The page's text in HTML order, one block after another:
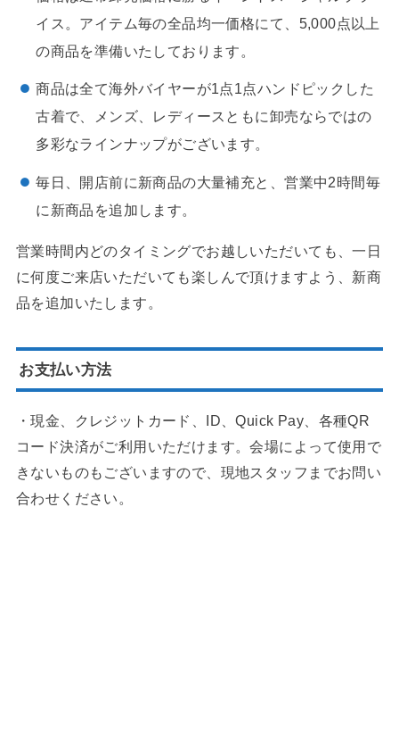
イス。アイテム毎の全品均一価格にて、5,000点以上
の商品を準備いたしております。
商品は全て海外バイヤーが1点1点ハンドピックした
古着で、メンズ、レディースともに卸売ならではの
多彩なラインナップがございます。
毎日、開店前に新商品の大量補充と、営業中2時間毎
に新商品を追加します。
営業時間内どのタイミングでお越しいただいても、一日
に何度ご来店いただいても楽しんで頂けますよう、新商
品を追加いたします。
お支払い方法
・現金、クレジットカード、ID、Quick Pay、各種QR
コード決済がご利用いただけます。会場によって使用で
きないものもございますので、現地スタッフまでお問い
合わせください。⁡